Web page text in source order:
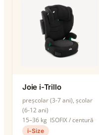
Joie i-Trillo
preșcolar (3-7 ani), școlar
(6-12 ani)
15–36 kg ISOFIX / centură
i-Size